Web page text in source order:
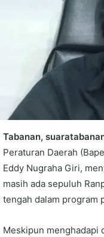
Tabanan,
Peraturan Daerah
Eddy Nugraha Giri,
masih ada sepuluh
tengah dalam program
Meskipun menghadapi